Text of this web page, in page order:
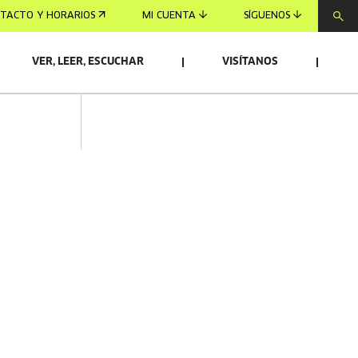
Y HORARIOS MI CUENTA SÍGUENOS
VER, LEER, ESCUCHAR VISÍTANOS